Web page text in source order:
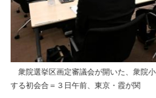
衆院選挙区画定審議会が開いた、衆院
する初会合＝３日午前、東京・霞が関